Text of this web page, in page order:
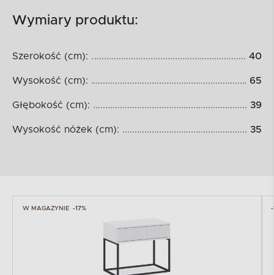
Wymiary produktu:
Szerokość (cm): 40
Wysokość (cm): 65
Głębokość (cm): 39
Wysokość nóżek (cm): 35
W MAGAZYNIE -17% -